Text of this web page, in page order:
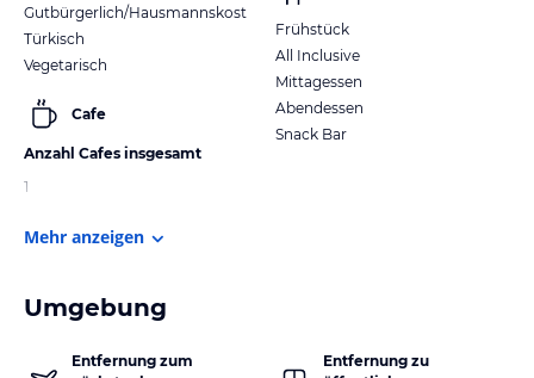
Gutbürgerlich/Hausmannskost
Türkisch
Vegetarisch
Cafe
Anzahl Cafes insgesamt
1
Frühstück
All Inclusive
Mittagessen
Abendessen
Snack Bar
Mehr anzeigen
Umgebung
Entfernung zum
Entfernung zu